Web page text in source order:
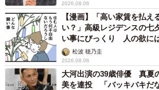
2026.08.06
【漫画】「高い家賃を払え
い？」高級レジデンスの七
い事にびっくり 人の欲に
松波 穂乃圭
2026.08.06
大河出演の39歳俳優 真夏
美を連投 「バッキバキだ